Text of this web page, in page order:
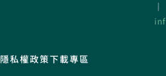
｜
隱私權政策下載專區